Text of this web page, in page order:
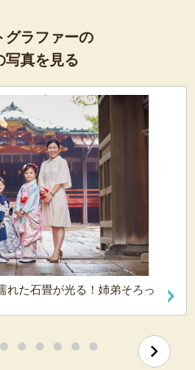
グラファーの
写真を見る
れた石畳が光る！姉弟そろっ